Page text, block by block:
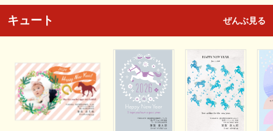
キュート ぜんぶ見る